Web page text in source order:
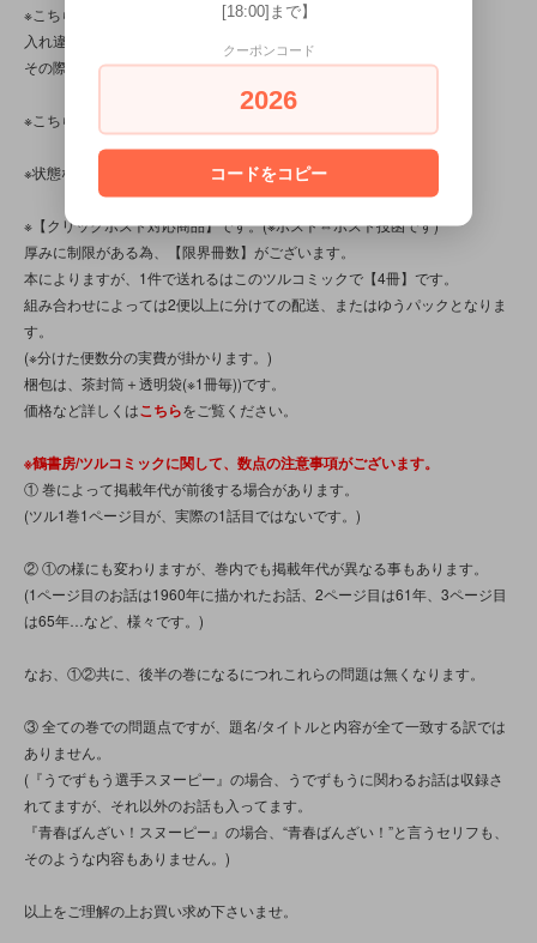
※こちらの商品は店頭でも販売しています。
入れ違いで完売してしまう場合がございます。
その際はご容赦下さいませ。
※こちらの商品は、中古・ヴィンテージ品です。
※状態など気になる点がある方は、お気軽にお問い合わせ下さい。
※【クリックポスト対応商品】です。(※ポスト⇔ポスト投函です)
厚みに制限がある為、【限界冊数】がございます。
本によりますが、1件で送れるはこのツルコミックで【4冊】です。
組み合わせによっては2便以上に分けての配送、またはゆうパックとなりま
す。
(※分けた便数分の実費が掛かります。)
梱包は、茶封筒＋透明袋(※1冊毎))です。
価格など詳しくはこちらをご覧ください。
※鶴書房/ツルコミックに関して、数点の注意事項がございます。
① 巻によって掲載年代が前後する場合があります。
(ツル1巻1ページ目が、実際の1話目ではないです。)
② ①の様にも変わりますが、巻内でも掲載年代が異なる事もあります。
(1ページ目のお話は1960年に描かれたお話、2ページ目は61年、3ページ目
は65年…など、様々です。)
なお、①②共に、後半の巻になるにつれこれらの問題は無くなります。
③ 全ての巻での問題点ですが、題名/タイトルと内容が全て一致する訳では
ありません。
(『うでずもう選手スヌーピー』の場合、うでずもうに関わるお話は収録さ
れてますが、それ以外のお話も入ってます。
『青春ばんざい！スヌーピー』の場合、“青春ばんざい！”と言うセリフも、
そのような内容もありません。)
以上をご理解の上お買い求め下さいませ。
[18:00]まで】
クーポンコード
2026
コードをコピー